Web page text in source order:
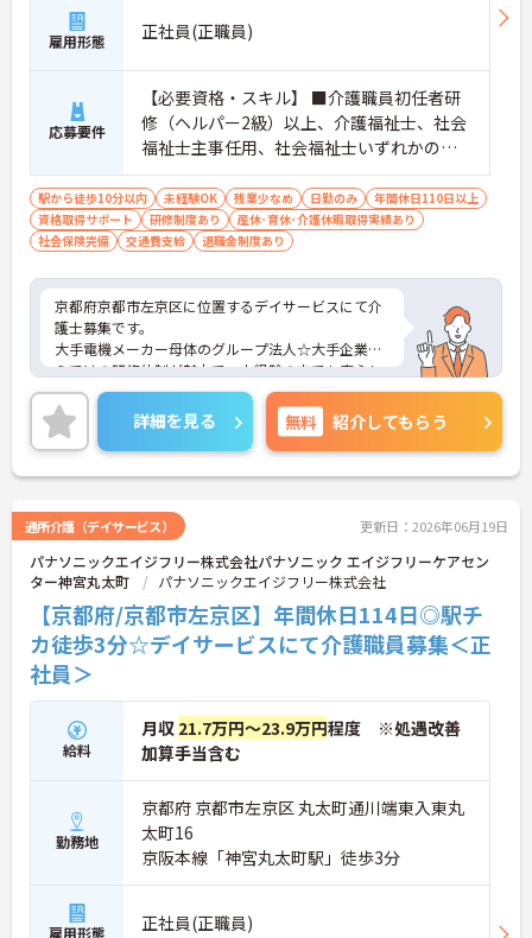
雇用形態 正社員(正職員)
応募要件
【必要資格・スキル】 ■介護職員初任者研
修（ヘルパー2級）以上、介護福祉士、社会
福祉士主事任用、社会福祉士いずれかの資
格をお持ちの方 ■普通自動車運転免許（AT
限定可）
駅から徒歩10分以内 未経験OK 残業少なめ 日勤のみ
年間休日110日以上
資格取得サポート
研修制度あり
産休･育休･介護休暇取得実績あり
社会保険完備
交通費支給 退職金制度あり
京都府京都市左京区に位置するデイサービスにて介
護士募集です。
大手電機メーカー母体のグループ法人☆大手企業な
らではの研修体制が魅力で、未経験の方でも安心し
てチャレンジできる環境です。
また、年間休日114日とお休みも多め、メリハリを
つけてはたらくことができます。
ご興味のある方には、面接対策ポイントなど、さら
に詳細をお話いたしますので、お気軽にご相談くだ
詳細を見る 無料 紹介してもらう
通所介護（デイサービス） 更新日：2026年06月19日
パナソニックエイジフリー株式会社パナソニック エイジフリーケアセン
ター神宮丸太町
パナソニックエイジフリー株式会社
【京都府/京都市左京区】年間休日114日◎駅チ
カ徒歩3分☆デイサービスにて介護職員募集＜正
社員＞
給料
月収 21.7万円～23.9万円程度 ※処遇改善
加算手当含む
勤務地
京都府 京都市左京区 丸太町通川端東入東丸
太町16
京阪本線「神宮丸太町駅」徒歩3分
雇用形態 正社員(正職員)